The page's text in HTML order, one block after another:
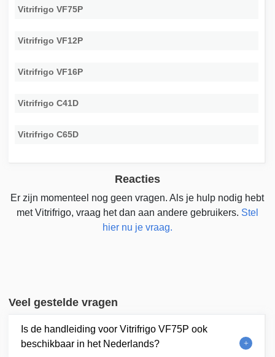
Vitrifrigo VF75P
Vitrifrigo VF12P
Vitrifrigo VF16P
Vitrifrigo C41D
Vitrifrigo C65D
Reacties
Er zijn momenteel nog geen vragen. Als je hulp nodig hebt
met Vitrifrigo, vraag het dan aan andere gebruikers. Stel
hier nu je vraag.
Veel gestelde vragen
Is de handleiding voor Vitrifrigo VF75P ook
beschikbaar in het Nederlands?